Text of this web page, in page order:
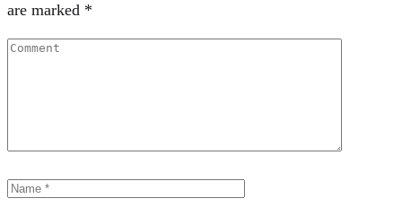
are marked *